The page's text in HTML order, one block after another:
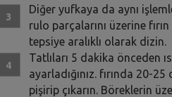
Diğer yufkaya da aynı
rulo parçalarını üzerine
tepsiye aralıklı olarak dizin.
Tatlıları 5 dakika önceden
ayarladığınız. fırında 20-
pişirip çıkarın. Böreklerin